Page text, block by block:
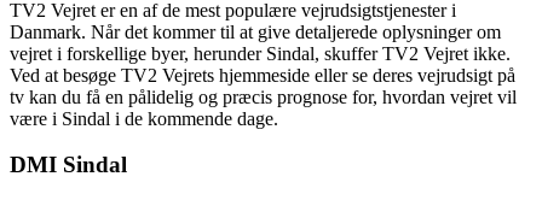
TV2 Vejret er en af de mest populære vejrudsigtstjenester i
Danmark. Når det kommer til at give detaljerede oplysninger om
vejret i forskellige byer, herunder Sindal, skuffer TV2 Vejret ikke.
Ved at besøge TV2 Vejrets hjemmeside eller se deres vejrudsigt på
tv kan du få en pålidelig og præcis prognose for, hvordan vejret vil
være i Sindal i de kommende dage.
DMI Sindal